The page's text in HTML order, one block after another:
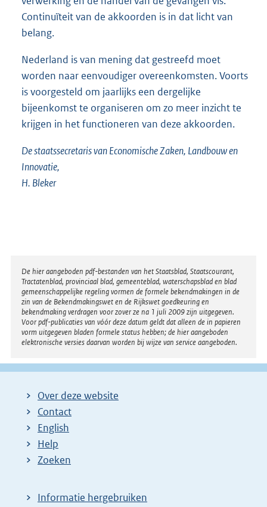
Continuïteit van de akkoorden is in dat licht van
belang.
Nederland is van mening dat gestreefd moet
worden naar eenvoudiger overeenkomsten. Voorts
is voorgesteld om jaarlijks een dergelijke
bijeenkomst te organiseren om zo meer inzicht te
krijgen in het functioneren van deze akkoorden.
De staatssecretaris van Economische Zaken, Landbouw en
Innovatie,
H. Bleker
Disclaimer
De hier aangeboden pdf-bestanden van het Staatsblad, Staatscourant,
Tractatenblad, provinciaal blad, gemeenteblad, waterschapsblad en blad
gemeenschappelijke regeling vormen de formele bekendmakingen in de
zin van de Bekendmakingswet en de Rijkswet goedkeuring en
bekendmaking verdragen voor zover ze na 1 juli 2009 zijn uitgegeven.
Voor pdf-publicaties van vóór deze datum geldt dat alleen de in papieren
vorm uitgegeven bladen formele status hebben; de hier aangeboden
elektronische versies daarvan worden bij wijze van service aangeboden.
Over deze website
Contact
English
Help
Zoeken
Informatie hergebruiken